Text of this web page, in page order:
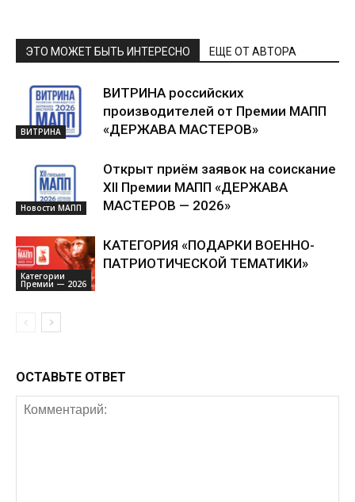
ЭТО МОЖЕТ БЫТЬ ИНТЕРЕСНО ЕЩЕ ОТ АВТОРА
ВИТРИНА
ВИТРИНА российских
производителей от Премии МАПП
«ДЕРЖАВА МАСТЕРОВ»
Новости МАПП
Открыт приём заявок на соискание
XII Премии МАПП «ДЕРЖАВА
МАСТЕРОВ — 2026»
Категории
Премии — 2026
КАТЕГОРИЯ «ПОДАРКИ ВОЕННО-
ПАТРИОТИЧЕСКОЙ ТЕМАТИКИ»
ОСТАВЬТЕ ОТВЕТ